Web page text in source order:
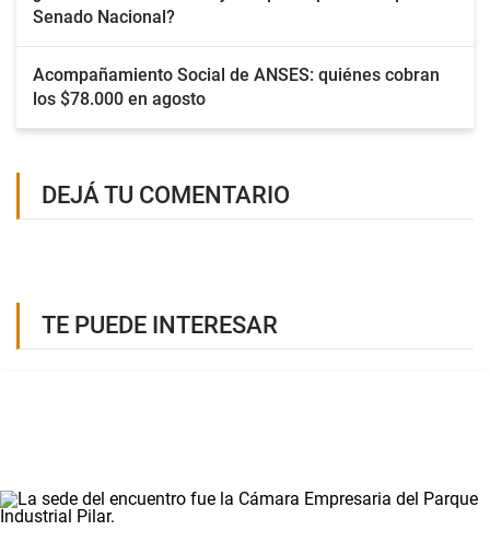
Senado Nacional?
Acompañamiento Social de ANSES: quiénes cobran
los $78.000 en agosto
DEJÁ TU COMENTARIO
TE PUEDE INTERESAR